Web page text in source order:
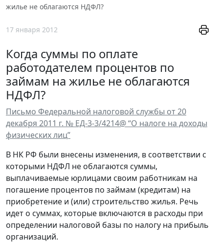
жилье не облагаются НДФЛ?
17 января 2012
Когда суммы по оплате
работодателем процентов по
займам на жилье не облагаются
НДФЛ?
Письмо Федеральной налоговой службы от 20
декабря 2011 г. № ЕД-3-3/4214@ “О налоге на доходы
физических лиц”
В НК РФ были внесены изменения, в соответствии с
которыми НДФЛ не облагаются суммы,
выплачиваемые юрлицами своим работникам на
погашение процентов по займам (кредитам) на
приобретение и (или) строительство жилья. Речь
идет о суммах, которые включаются в расходы при
определении налоговой базы по налогу на прибыль
организаций.